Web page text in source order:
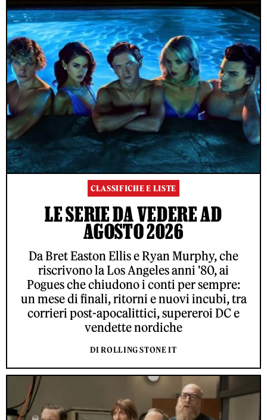
CLASSIFICHE E LISTE
LE SERIE DA VEDERE AD
AGOSTO 2026
Da Bret Easton Ellis e Ryan Murphy, che
riscrivono la Los Angeles anni '80, ai
Pogues che chiudono i conti per sempre:
un mese di finali, ritorni e nuovi incubi, tra
corrieri post-apocalittici, supereroi DC e
vendette nordiche
DI ROLLING STONE IT